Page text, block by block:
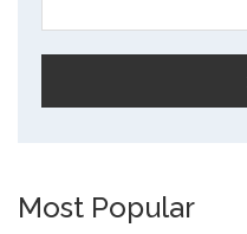
Most Popular